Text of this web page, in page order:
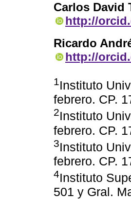
Carlos David
http://
Ricardo
http://
1Instituto
febrero. CP.
2Instituto
febrero. CP.
3Instituto
febrero. CP.
4Instituto
501 y Gral.